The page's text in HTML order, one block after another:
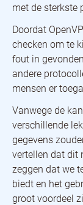
met de sterkste
Doordat
checken om te
fout in
andere
mensen er
Vanwege de
verschillende
gegevens
vertellen dat dit
zeggen dat we
biedt en het
groot voordeel